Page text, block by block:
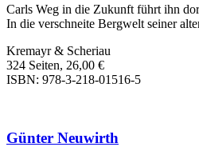
Carls Weg in die Zukunft führt ihn
In die verschneite Bergwelt seiner
Kremayr & Scheriau
324 Seiten, 26,00 €
ISBN: 978-3-218-01516-5
Günter Neuwirth